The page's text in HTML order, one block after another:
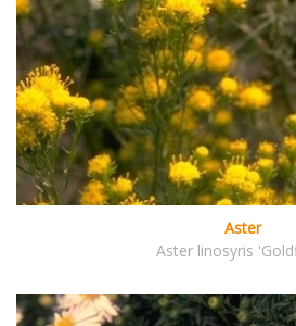
Aster
Aster linosyris